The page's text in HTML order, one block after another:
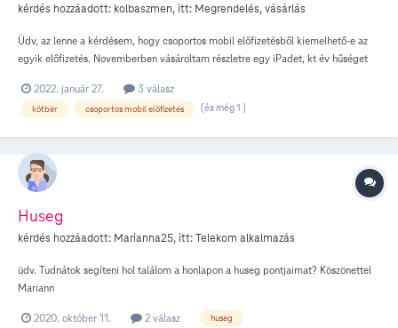
kérdés hozzáadott: kolbaszmen, itt: Megrendelés, vásárlás
Üdv, az lenne a kérdésem, hogy csoportos mobil előfizetésből kiemelhető-e az
egyik előfizetés. Novemberben vásároltam részletre egy iPadet, kt év hűséget
átíratni, milyen költséggel járna? Illetve ki lehetne váltani egy másik előfizetés
bevonásával? Mondjuk egy új előfizu, vagy dominó előfizusra váltsával?
2022. január 27. 3 válasz
kötbér csoportos mobil előfizetés (és még 1 )
Huseg
kérdés hozzáadott: Marianna25, itt:Telekom alkalmazás
üdv. Tudnátok segíteni hol találom a honlapon a huseg pontjaimat? Köszönettel
Mariann
2020. október 11. 2 válasz huseg